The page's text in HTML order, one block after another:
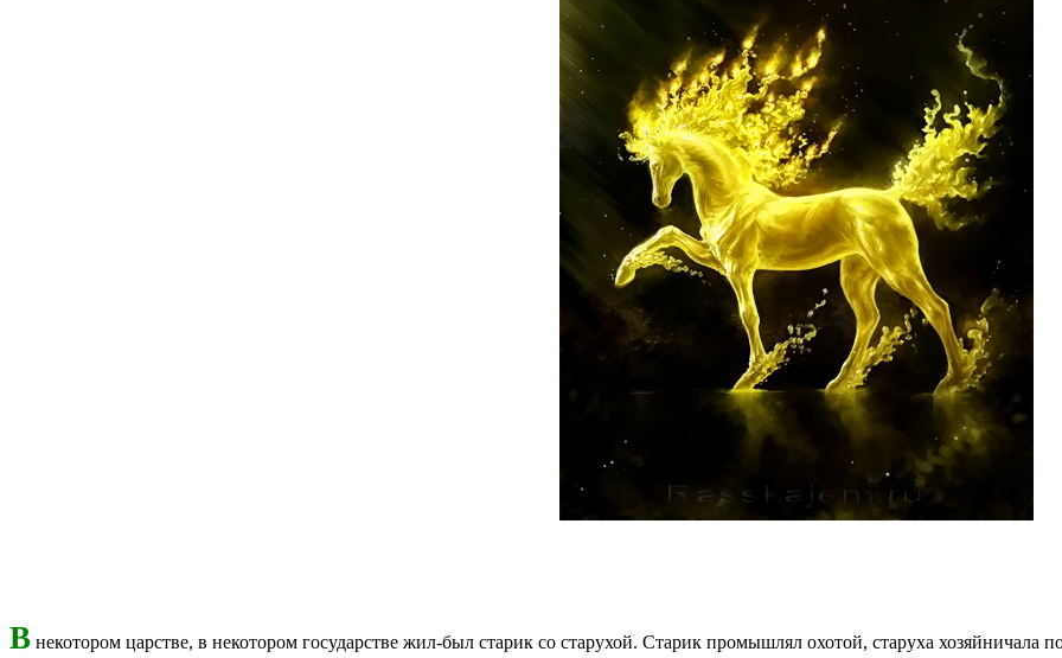
В некотором царстве, в некотором государстве жил-был старик со старухой. Старик промышлял охотой, старуха хозяйничала